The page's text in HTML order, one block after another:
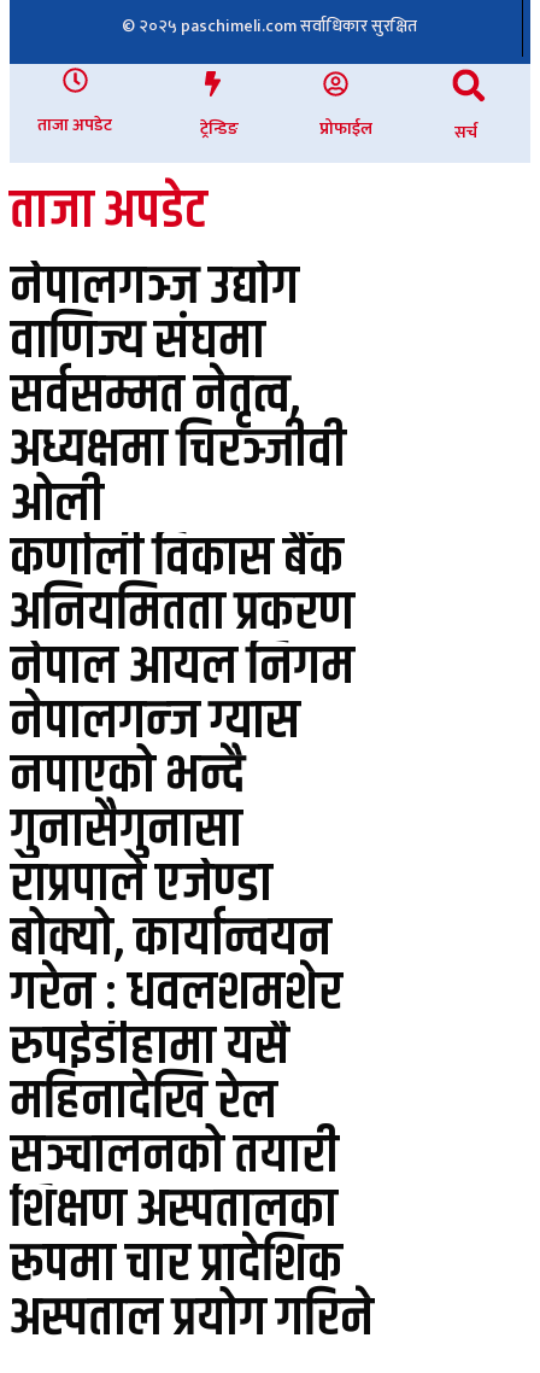
© २०२५ paschimeli.com सर्वाधिकार सुरक्षित
ताजा अपडेट ट्रेन्डिङ प्रोफाईल सर्च
ताजा अपडेट
नेपालगञ्ज उद्योग
वाणिज्य संघमा
सर्वसम्मत नेतृत्व,
अध्यक्षमा चिरञ्जीवी
ओली
कर्णाली विकास बैंक
अनियमितता प्रकरण
नेपाल आयल निगम
नेपालगन्ज ग्यास
नपाएको भन्दै
गुनासैगुनासा
राप्रपाले एजेण्डा
बोक्यो, कार्यान्वयन
गरेन : धवलशमशेर
रुपईडीहामा यसै
महिनादेखि रेल
सञ्चालनको तयारी
शिक्षण अस्पतालका
रूपमा चार प्रादेशिक
अस्पताल प्रयोग गरिने